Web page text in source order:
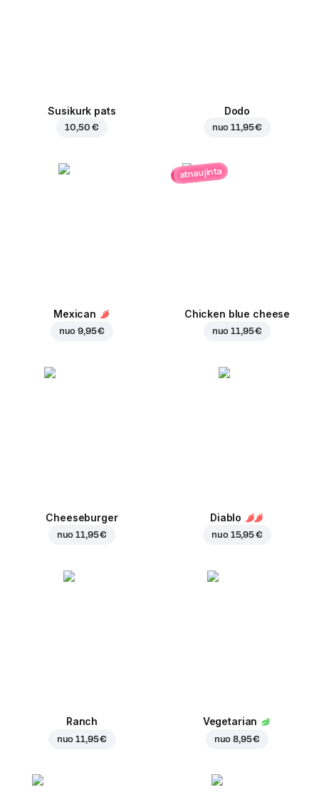
Susikurk pats
10,50 €
Dodo
nuo11,95 €
Mexican
nuo9,95 €
atnaujinta
Chicken blue cheese
nuo11,95 €
Cheeseburger
nuo11,95 €
Diablo
nuo 15,95 €
Ranch
nuo11,95 €
Vegetarian
nuo8,95 €